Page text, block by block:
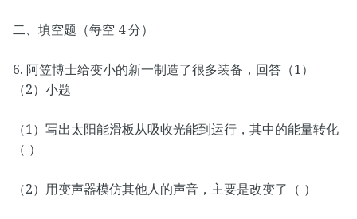
二、填空题（每空 4 分）
6. 阿笠博士给变小的新一制造了很多装备，回答（1）
（2）小题
（1）写出太阳能滑板从吸收光能到运行，其中的能量转化
（ ）
（2）用变声器模仿其他人的声音，主要是改变了（ ）